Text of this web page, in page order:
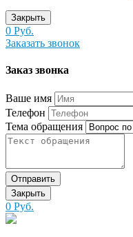
Закрыть
0 Руб.
Заказать звонок
Заказ звонка
Ваше имя
Телефон
Тема обращения
Отправить
Закрыть
0 Руб.